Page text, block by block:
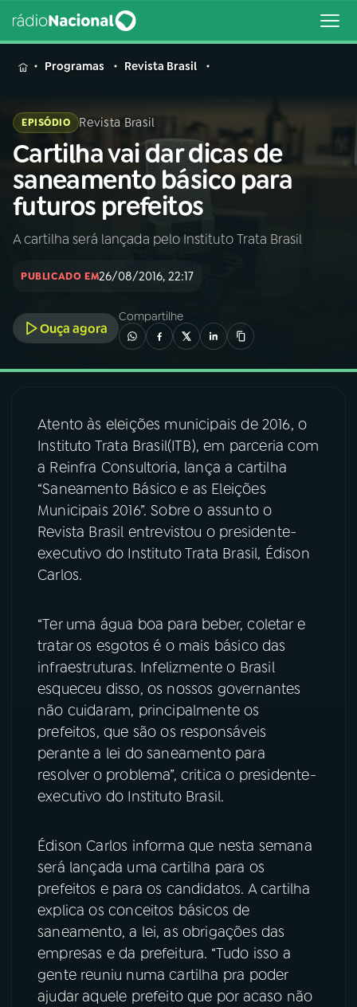
MENU
Buscar
na
Rádio
Nacional
Buscar
AO VIVO
02A RÁDIO
04PROGRAMAS
06VIDEOCASTS
FESTIVAL DE MÚSICA
ACOMPANHE A RÁDIO NACIONAL
Facebook
Instagram X
Programas Revista Brasil
EPISÓDIO Revista Brasil
Cartilha vai dar dicas de
saneamento básico para
futuros prefeitos
A cartilha será lançada pelo Instituto Trata Brasil
PUBLICADO EM26/08/2016, 22:17
Ouça agora
Compartilhe
Atento às eleições municipais de 2016, o
Instituto Trata Brasil(ITB), em parceria com
a Reinfra Consultoria, lança a cartilha
“Saneamento Básico e as Eleições
Municipais 2016”. Sobre o assunto o
Revista Brasil entrevistou o presidente-
executivo do Instituto Trata Brasil, Édison
Carlos.
“Ter uma água boa para beber, coletar e
tratar os esgotos é o mais básico das
infraestruturas. Infelizmente o Brasil
esqueceu disso, os nossos governantes
não cuidaram, principalmente os
prefeitos, que são os responsáveis
perante a lei do saneamento para
resolver o problema”, critica o presidente-
executivo do Instituto Brasil.
Édison Carlos informa que nesta semana
será lançada uma cartilha para os
prefeitos e para os candidatos. A cartilha
explica os conceitos básicos de
saneamento, a lei, as obrigações das
empresas e da prefeitura. “Tudo isso a
gente reuniu numa cartilha pra poder
ajudar aquele prefeito que por acaso não